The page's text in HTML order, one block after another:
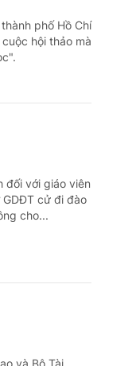
phố Hồ Chí
hội thảo mà
đối với giáo viên
cử đi đào
cho...
và Bộ Tài